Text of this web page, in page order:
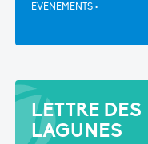
EVÈNEMENTS •
LETTRE DES
LAGUNES